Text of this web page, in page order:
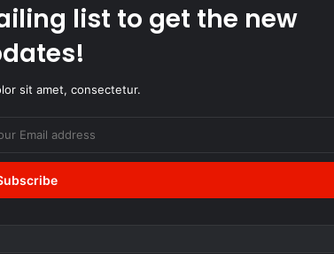
list to get the new
sit amet, consectetur.